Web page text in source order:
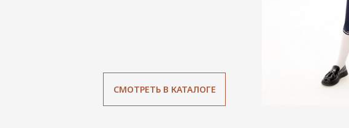
СМОТРЕТЬ В КАТАЛОГЕ